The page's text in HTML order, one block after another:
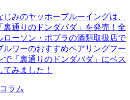
じみのヤッホーブルーイングは、
通りのドンダバダ」を発売！全
ローソン・ポプラの酒類取扱店で
ワーのおすすめペアリングフー
で「裏通りのドンダバダ」にベス
みました！
コラム